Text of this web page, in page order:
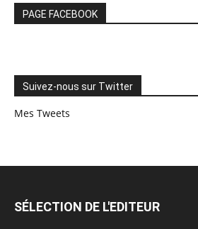
PAGE FACEBOOK
Suivez-nous sur Twitter
Mes Tweets
SÉLECTION DE L'EDITEUR